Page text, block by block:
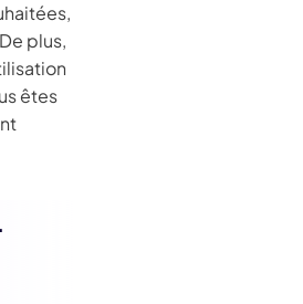
plus,
êtes